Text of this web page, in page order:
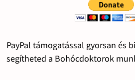
PayPal támogatással gyorsan és
segítheted a Bohócdoktorok